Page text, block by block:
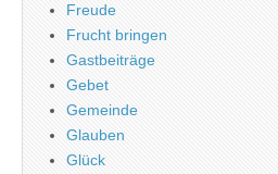
Freude
Frucht bringen
Gastbeiträge
Gebet
Gemeinde
Glauben
Glück